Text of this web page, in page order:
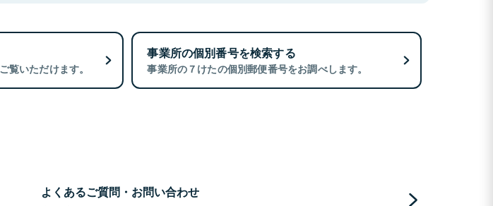
覧いただけます。
事業所の個別番号を検索する
事業所の７けたの個別郵便番号をお調べします。
よくあるご質問・お問い合わせ